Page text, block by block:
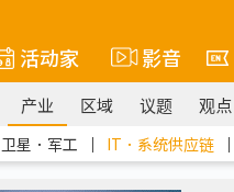
活动家 影音
产业 区域 议题 观点
星．军工 ｜ IT．系统供应链 ｜